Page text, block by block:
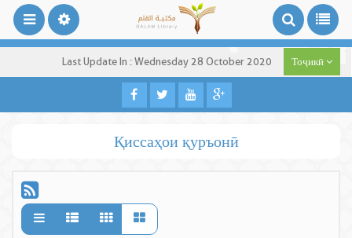
Last Update In : Wednesday 28 October 2020 Тоҷикӣ
Қиссаҳои қуръонӣ